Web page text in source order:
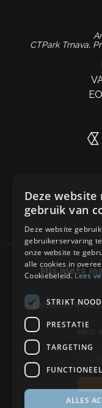
CTPark Trnava,
Mis niets
Exclusieve
elke
Deze website
gebruik van
Deze website
gebruikerservaring
onze website te
alle cookies in
Cookiebeleid.Lees
STRIKT
PRESTATIE
TARGETING
FUNCTIONEEL
ALLES